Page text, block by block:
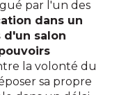
par l'un des
dans un
d'un salon
la volonté du
sa propre